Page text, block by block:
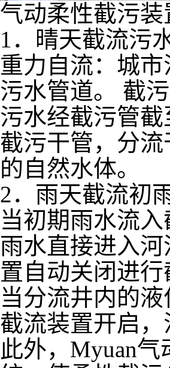
气动柔性截污装
1．晴天截流污
重力自流：城
污水管道。 截
污水经截污管
截污干管，分
的自然水体。
2．雨天截流初
当初期雨水流
雨水直接进入
置自动关闭进
当分流井内的
截流装置开启
此外，Myuan